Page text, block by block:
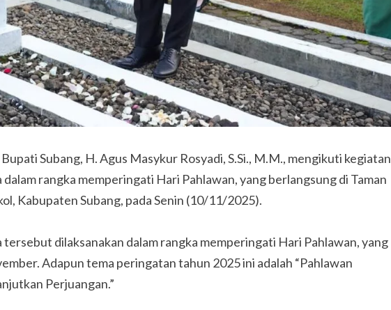
Subang, H. Agus Masykur Rosyadi, S.Si., M.M., mengikuti kegiatan
rangka memperingati Hari Pahlawan, yang berlangsung di Taman
Kabupaten Subang, pada Senin (10/11/2025).
dilaksanakan dalam rangka memperingati Hari Pahlawan, yang
Adapun tema peringatan tahun 2025 ini adalah “Pahlawan
Perjuangan.”